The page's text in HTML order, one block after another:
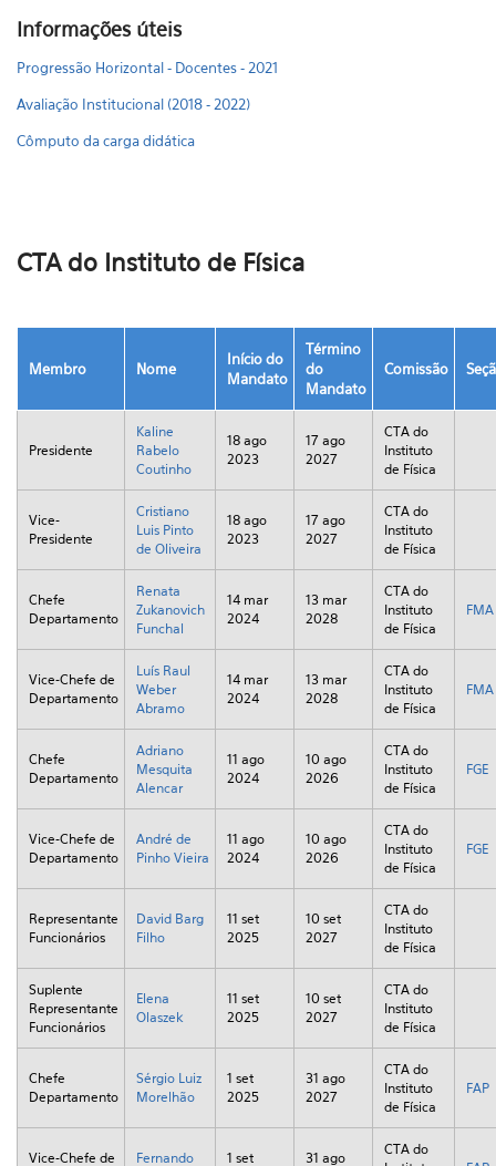
Informações úteis
Progressão Horizontal - Docentes - 2021
Avaliação Institucional (2018 - 2022)
Cômputo da carga didática
CTA do Instituto de Física
Membro Nome
Início do
Mandato
Término
do
Mandato
Comissão
Presidente
Kaline
Rabelo
Coutinho
18 ago
2023
17 ago
2027
CTA do
Instituto
de Física
Vice-
Presidente
Cristiano
Luis Pinto
de Oliveira
18 ago
2023
17 ago
2027
CTA do
Instituto
de Física
Chefe
Departamento
Renata
Zukanovich
Funchal
14 mar
2024
13 mar
2028
CTA do
Instituto
de Física
FMA
Vice-Chefe de
Departamento
Luís Raul
Weber
Abramo
14 mar
2024
13 mar
2028
CTA do
Instituto
de Física
FMA
Chefe
Departamento
Adriano
Mesquita
Alencar
11 ago
2024
10 ago
2026
CTA do
Instituto
de Física
FGE
Vice-Chefe de
Departamento
André de
Pinho Vieira
11 ago
2024
10 ago
2026
CTA do
Instituto
de Física
FGE
Representante
Funcionários
David Barg
Filho
11 set
2025
10 set
2027
CTA do
Instituto
de Física
Suplente
Representante
Funcionários
Elena
Olaszek
11 set
2025
10 set
2027
CTA do
Instituto
de Física
Chefe
Departamento
Sérgio Luiz
Morelhão
1 set
2025
31 ago
2027
CTA do
Instituto
de Física
FAP
Vice-Chefe de Fernando 1 set 31 ago
CTA do